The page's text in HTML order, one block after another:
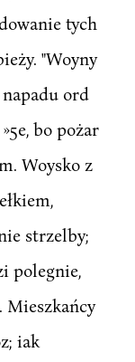
tych
"Woyny
ord
bo pożar
Woysko z
strzelby;
polegnie,
Mieszkańcy
iak